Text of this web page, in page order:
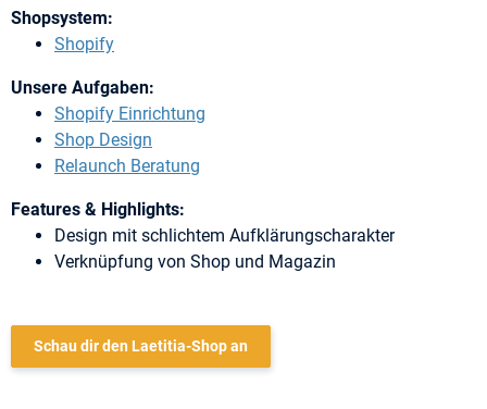
Shopsystem:
Shopify
Unsere Aufgaben:
Shopify Einrichtung
Shop Design
Relaunch Beratung
Features & Highlights:
Design mit schlichtem Aufklärungscharakter
Verknüpfung von Shop und Magazin
Schau dir den Laetitia-Shop an